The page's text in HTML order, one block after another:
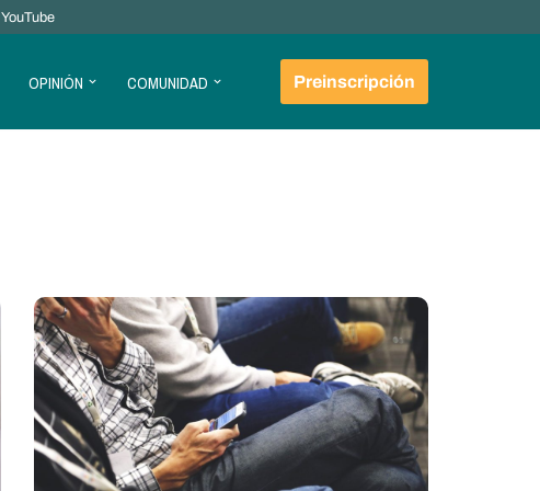
YouTube
OPINIÓN COMUNIDAD Preinscripción